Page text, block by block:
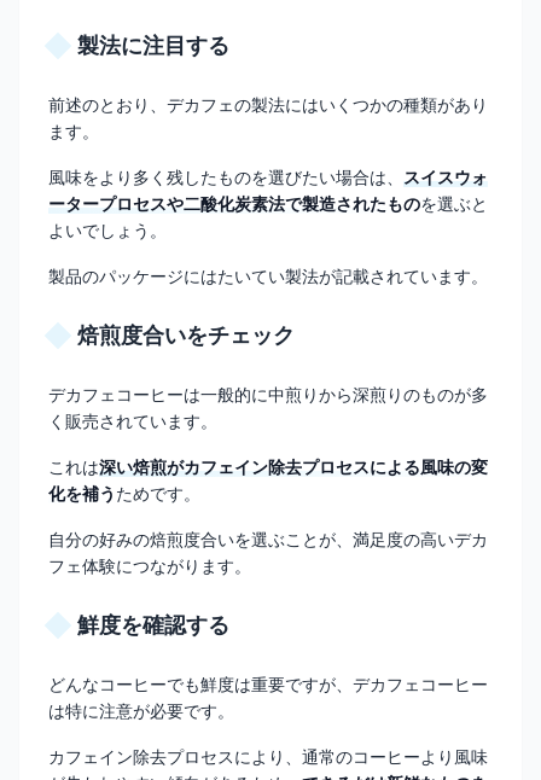
製法に注目する
前述のとおり、デカフェの製法にはいくつかの種類があり
ます。
風味をより多く残したものを選びたい場合は、 スイスウォ
ータープロセスや二酸化炭素法で製造されたものを選ぶと
よいでしょう。
製品のパッケージにはたいてい製法が記載されています。
焙煎度合いをチェック
デカフェコーヒーは一般的に中煎りから深煎りのものが多
く販売されています。
これは深い焙煎がカフェイン除去プロセスによる風味の変
化を補う ためです。
自分の好みの焙煎度合いを選ぶことが、満足度の高いデカ
フェ体験につながります。
鮮度を確認する
どんなコーヒーでも鮮度は重要ですが、デカフェコーヒー
は特に注意が必要です。
カフェイン除去プロセスにより、通常のコーヒーより風味